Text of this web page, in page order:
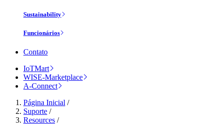
Sustainability
Funcionários
Contato
IoTMart
WISE-Marketplace
A-Connect
Página Inicial /
Suporte /
Resources /